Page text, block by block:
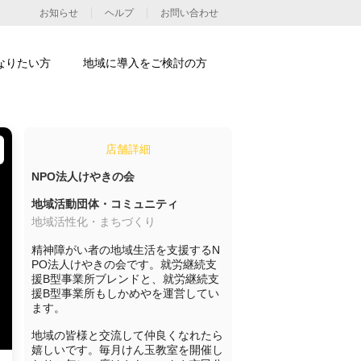
店舗詳細
NPO法人けやきの会
地域活動団体・コミュニティ
地域活性化・まちづくり
精神障がい者の地域生活を支援するN
PO法人けやきの会です。就労継続支
援B型事業所ブレンドと、就労継続支
援B型事業所もしかめやを運営してい
ます。
地域の皆様と交流して仲良くなれたら
嬉しいです。毎月けん玉教室を開催し
お知らせ ヘルプ お問い合わせ
りたい方 地域に導入をご検討の方